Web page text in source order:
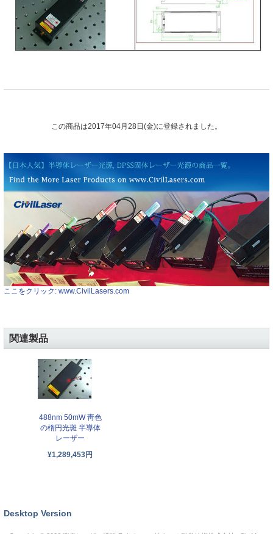
この商品は2017年04月28日(金)に登録されました。
ここをクリック: www.CivilLasers.com
関連製品
488nm 50mW 靑色
の楕円光斑 半導体
レーザー
¥1,289,453円
Desktop Version